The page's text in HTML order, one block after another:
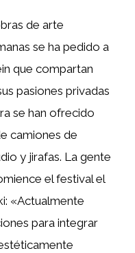
de arte
se ha pedido a
que compartan
pasiones privadas
se han ofrecido
camiones de
y jirafas. La gente
el festival el
«Actualmente
para integrar